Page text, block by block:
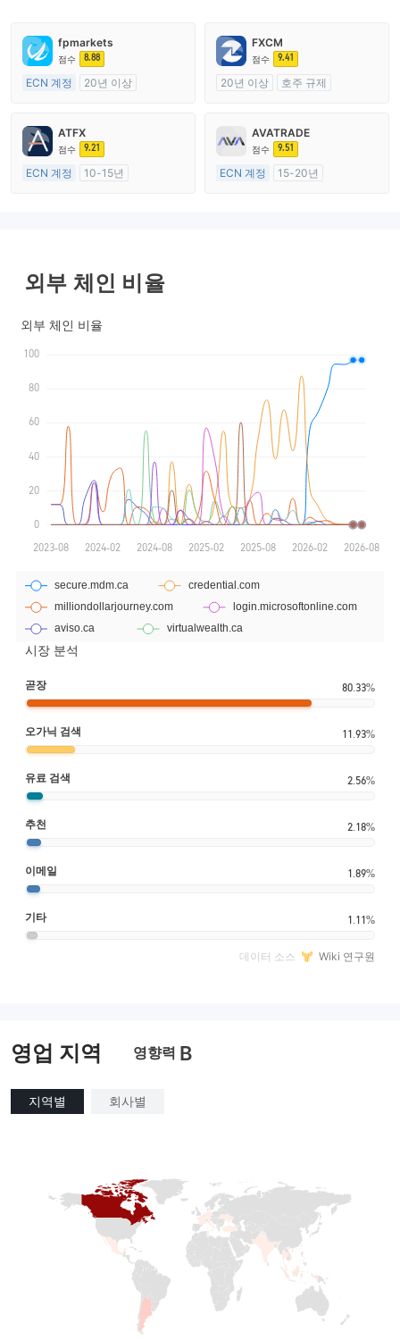
fpmarkets
점수 8.88
ECN 계정
20년 이상
외환 거래 라이선스 (MM)
마스터 레이블 MT4
FXCM
점수 9.41
20년 이상
호주 규제
ATFX
점수 9.21
ECN 계정
10-15년
AVATRADE
점수 9.51
ECN 계정
15-20년
외부 체인 비율
시장 분석
곧장 80.33%
오가닉 검색 11.93%
유료 검색 2.56%
추천 2.18%
이메일 1.89%
기타 1.11%
데이터 소스 Wiki 연구원
영업 지역 영향력 B
지역별 회사별